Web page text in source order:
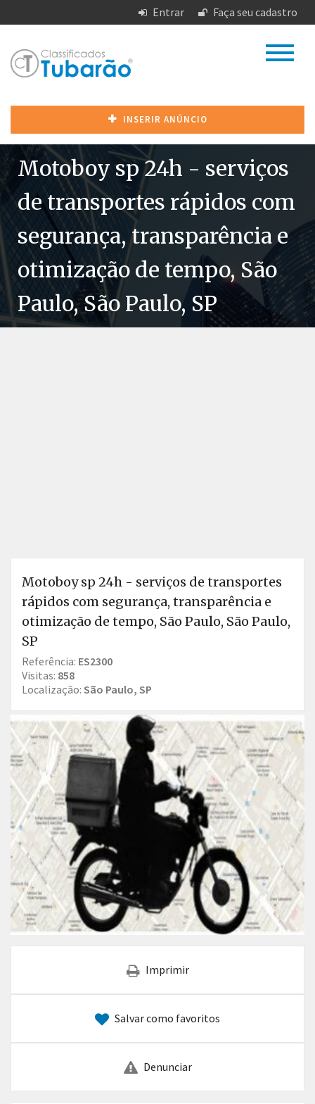
Entrar Faça seu cadastro
INSERIR ANÚNCIO
Motoboy sp 24h - serviços
de transportes rápidos com
segurança, transparência e
otimização de tempo, São
Paulo, São Paulo, SP
Motoboy sp 24h - serviços de transportes
rápidos com segurança, transparência e
otimização de tempo, São Paulo, São Paulo,
SP
Referência: ES2300
Visitas: 858
Localização: São Paulo, SP
Imprimir
Salvar como favoritos
Denunciar